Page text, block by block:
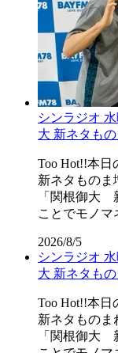
シンラジオ
大 新ネタも
Too Hot!!本
新ネタものま
「関根御大
ことでモノ
2026/8/5
シンラジオ
大 新ネタも
Too Hot!!本
新ネタものま
「関根御大